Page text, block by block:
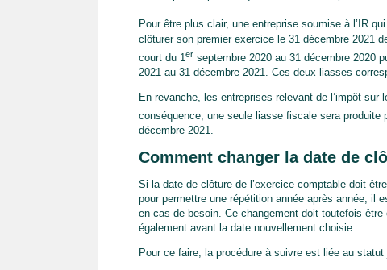
Pour être plus clair, une entreprise soumise à l’IR
clôturer son premier exercice le 31 décembre 2021
court du 1 er septembre 2020 au 31 décembre 2020
2021 au 31 décembre 2021. Ces deux liasses
En revanche, les entreprises relevant de l’impôt
conséquence, une seule liasse fiscale sera produite
décembre 2021.
Comment changer la date de
Si la date de clôture de l’exercice comptable doit
pour permettre une répétition année après année, il
en cas de besoin. Ce changement doit toutefois
également avant la date nouvellement choisie.
Pour ce faire, la procédure à suivre est liée au statut